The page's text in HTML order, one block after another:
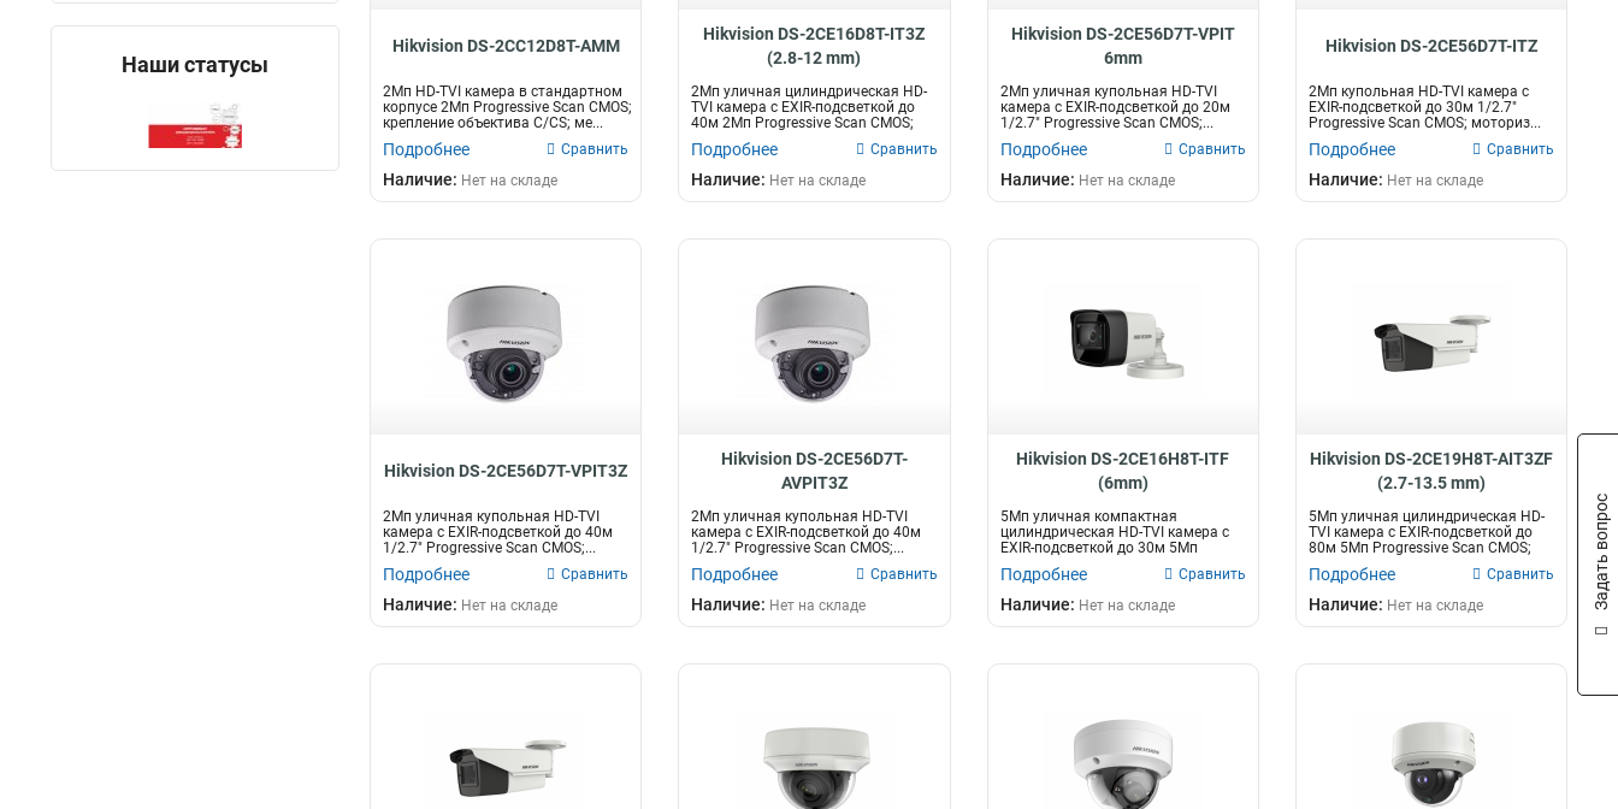
Наши статусы
Hikvision DS-2CC12D8T-AMM
2Мп HD-TVI камера в стандартном
корпусе 2Мп Progressive Scan CMOS;
крепление объектива C/CS; ме...
Подробнее Сравнить
Наличие: Нет на складе
Hikvision DS-2CE16D8T-IT3Z
(2.8-12 mm)
2Мп уличная цилиндрическая HD-
TVI камера с EXIR-подсветкой до
40м 2Мп Progressive Scan CMOS;
Подробнее Сравнить
Наличие: Нет на складе
Hikvision DS-2CE56D7T-VPIT
6mm
2Мп уличная купольная HD-TVI
камера с EXIR-подсветкой до 20м
1/2.7" Progressive Scan CMOS;...
Подробнее Сравнить
Наличие: Нет на складе
Hikvision DS-2CE56D7T-ITZ
2Мп купольная HD-TVI камера с
EXIR-подсветкой до 30м 1/2.7"
Progressive Scan CMOS; моториз...
Подробнее Сравнить
Наличие: Нет на складе
Hikvision DS-2CE56D7T-VPIT3Z
2Мп уличная купольная HD-TVI
камера с EXIR-подсветкой до 40м
1/2.7" Progressive Scan CMOS;...
Подробнее Сравнить
Наличие: Нет на складе
Hikvision DS-2CE56D7T-
AVPIT3Z
2Мп уличная купольная HD-TVI
камера с EXIR-подсветкой до 40м
1/2.7" Progressive Scan CMOS;...
Подробнее Сравнить
Наличие: Нет на складе
Hikvision DS-2CE16H8T-ITF
(6mm)
5Мп уличная компактная
цилиндрическая HD-TVI камера с
EXIR-подсветкой до 30м 5Мп
Progressive Sc...
Подробнее Сравнить
Наличие: Нет на складе
Hikvision DS-2CE19H8T-AIT3ZF
(2.7-13.5 mm)
5Мп уличная цилиндрическая HD-
TVI камера с EXIR-подсветкой до
80м 5Мп Progressive Scan CMOS;
Подробнее Сравнить
Наличие: Нет на складе Задать вопрос